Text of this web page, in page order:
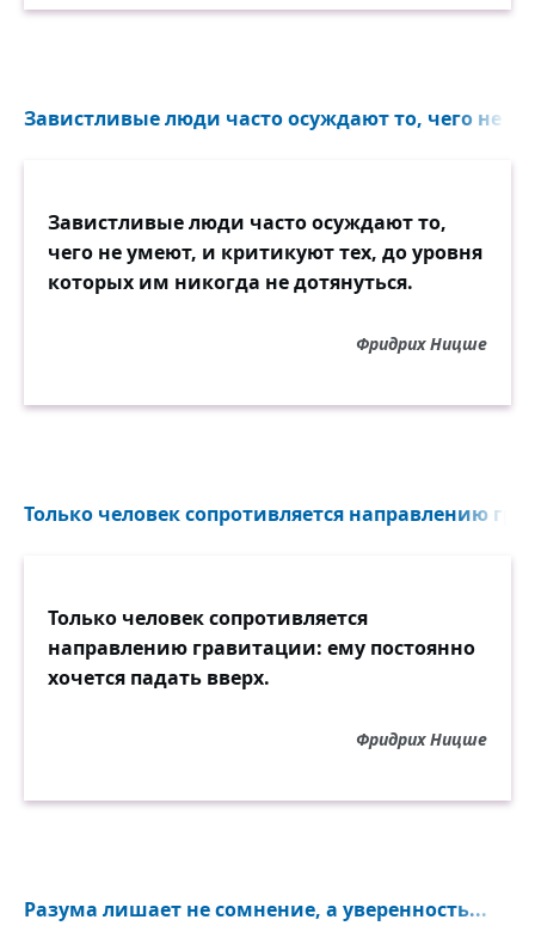
Завистливые люди часто осуждают то, чего не
Завистливые люди часто осуждают то,
чего не умеют, и критикуют тех, до уровня
которых им никогда не дотянуться.
Фридрих Ницше
Только человек сопротивляется направлению
Только человек сопротивляется
направлению гравитации: ему постоянно
хочется падать вверх.
Фридрих Ницше
Разума лишает не сомнение, а уверенность...